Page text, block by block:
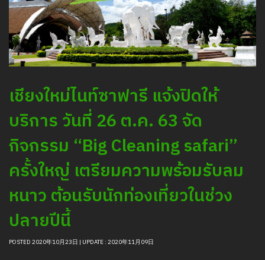
เชียงใหม่ไนท์ซาฟารี แจ้งปิดให้
บริการ วันที่ 26 ต.ค. 63 จัด
กิจกรรม “Big Cleaning safari”
ครั้งใหญ่ เตรียมความพร้อมรับลม
หนาว ต้อนรับนักท่องเที่ยวในช่วง
ปลายปีนี้
POSTED 2020年10月23日 | UPDATE : 2020年11月09日